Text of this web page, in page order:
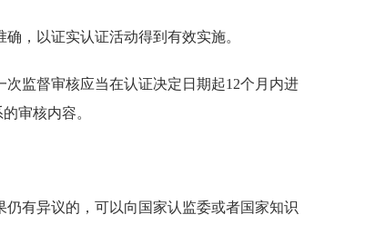
，以证实认证活动得到有效实施。
监督审核应当在认证决定日期起12个月内进
审核内容。
有异议的，可以向国家认监委或者国家知识